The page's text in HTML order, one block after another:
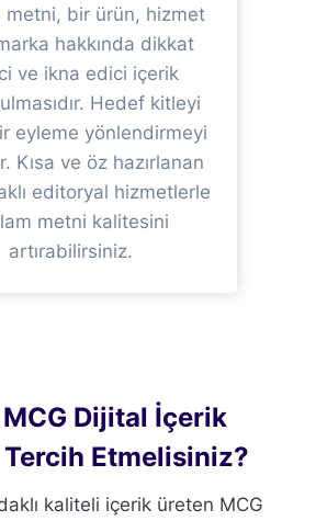
metni, bir ürün, hizmet
hakkında dikkat
ve ikna edici içerik
Hedef kitleyi
eyleme yönlendirmeyi
Kısa ve öz hazırlanan
editoryal hizmetlerle
metni kalitesini
artırabilirsiniz.
Dijital İçerik
Tercih Etmelisiniz?
kaliteli içerik üreten MCG